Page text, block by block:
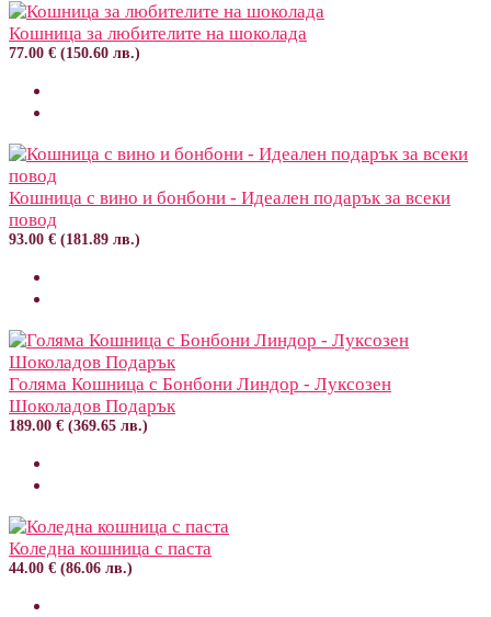
Кошница за любителите на шоколада
77.00 € (150.60 лв.)
Кошница с вино и бонбони - Идеален подарък за всеки
повод
93.00 € (181.89 лв.)
Голяма Кошница с Бонбони Линдор - Луксозен
Шоколадов Подарък
189.00 € (369.65 лв.)
Коледна кошница с паста
44.00 € (86.06 лв.)